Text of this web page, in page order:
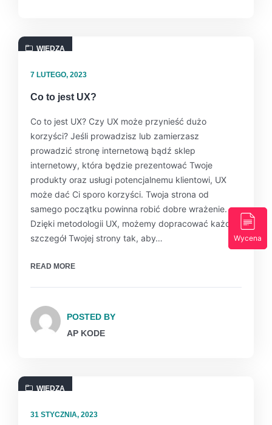
Wycena
WIEDZA
7 LUTEGO, 2023
Co to jest UX?
Co to jest UX? Czy UX może przynieść dużo
korzyści? Jeśli prowadzisz lub zamierzasz
prowadzić stronę internetową bądź sklep
internetowy, która będzie prezentować Twoje
produkty oraz usługi potencjalnemu klientowi, UX
może dać Ci sporo korzyści. Twoja strona od
samego początku powinna robić dobre wrażenie.
Dzięki metodologii UX, możemy dopracować każdy
szczegół Twojej strony tak, aby…
READ MORE
POSTED BY
AP KODE
WIEDZA
31 STYCZNIA, 2023